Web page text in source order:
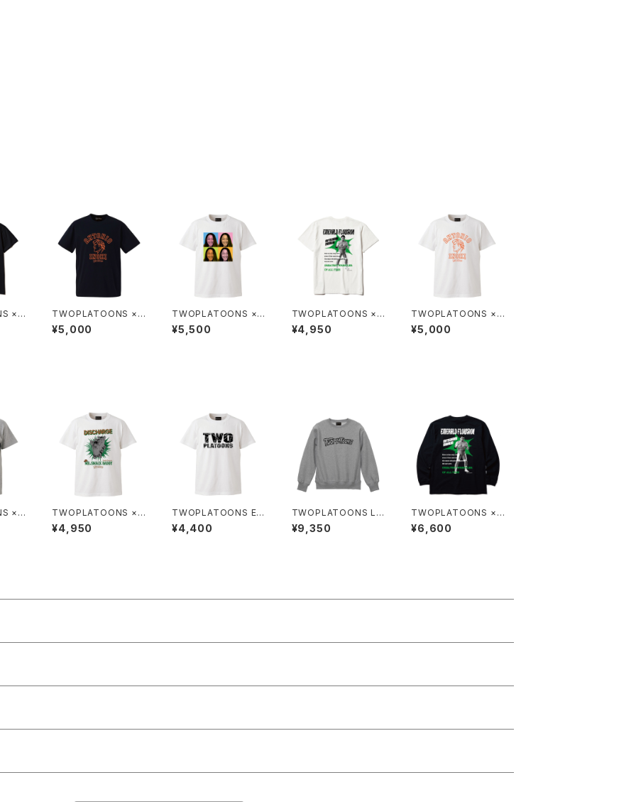
×
TWOPLATOONS ×
アントニオ猪木 コラボ
レーション COLLEGE-
¥5,000
TWOPLATOONS ×
黒潮TOKYOジャパン
コラボレーション-T /
¥5,500
TWOPLATOONS ×
三沢 光晴 コラボレーシ
ョン-T / WHITE
¥4,950
TWOPLATOONS ×
アントニオ猪木 コラボ
レーション COLLEGE-
¥5,000
×
TWOPLATOONS × Y
oshiki Inamura コラ
ボレーション-T / WHI
¥4,950
TWOPLATOONS EC
W-T / WHITE
¥4,400
TWOPLATOONS LO
GO SWEAT / GRAY
¥9,350
TWOPLATOONS ×
三沢 光晴 コラボレーシ
ョン L/S-T / BLACK
¥6,600